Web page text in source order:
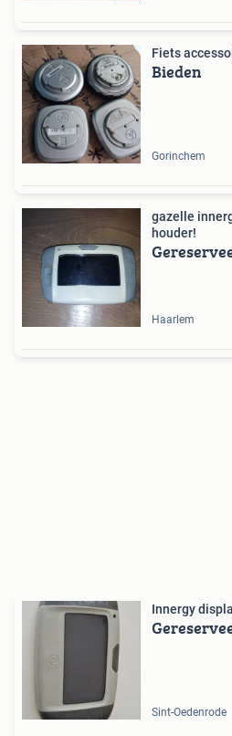
Fiets
Bieden
Gorinchem
gazelle
houder!
Haarlem
Innergy
Sint-Oedenrode